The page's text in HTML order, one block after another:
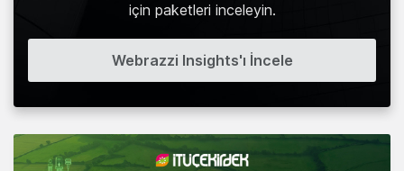
için paketleri inceleyin.
Webrazzi Insights'ı İncele